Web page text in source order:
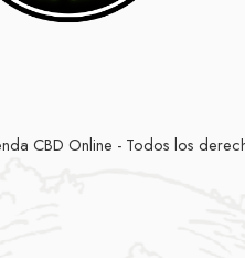
CBD Online - Todos los